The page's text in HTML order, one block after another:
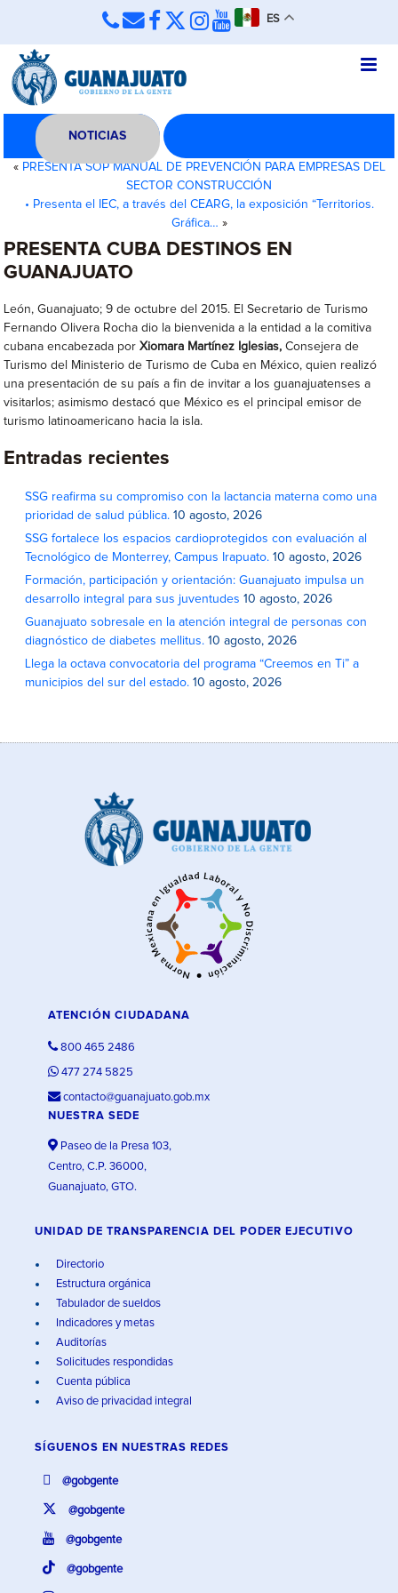
ES
NOTICIAS
« PRESENTA SOP MANUAL DE PREVENCIÓN PARA EMPRESAS DEL
SECTOR CONSTRUCCIÓN
• Presenta el IEC, a través del CEARG, la exposición “Territorios.
Gráfica… »
PRESENTA CUBA DESTINOS EN
GUANAJUATO
León, Guanajuato; 9 de octubre del 2015. El Secretario de Turismo
Fernando Olivera Rocha dio la bienvenida a la entidad a la comitiva
cubana encabezada porXiomara Martínez Iglesias,Consejera de
Turismo del Ministerio de Turismo de Cuba en México, quien realizó
una presentación de su país a fin de invitar a los guanajuatenses a
visitarlos; asimismo destacó que México es el principal emisor de
turismo latinoamericano hacia la isla.
Entradas recientes
SSG reafirma su compromiso con la lactancia materna como una
prioridad de salud pública. 10 agosto, 2026
SSG fortalece los espacios cardioprotegidos con evaluación al
Tecnológico de Monterrey, Campus Irapuato. 10 agosto, 2026
Formación, participación y orientación: Guanajuato impulsa un
desarrollo integral para sus juventudes 10 agosto, 2026
Guanajuato sobresale en la atención integral de personas con
diagnóstico de diabetes mellitus. 10 agosto, 2026
Llega la octava convocatoria del programa “Creemos en Ti” a
municipios del sur del estado. 10 agosto, 2026
ATENCIÓN CIUDADANA
800 465 2486
477 274 5825
contacto@guanajuato.gob.mx
NUESTRA SEDE
Paseo de la Presa 103,
Centro, C.P. 36000,
Guanajuato, GTO.
UNIDAD DE TRANSPARENCIA DEL PODER EJECUTIVO
Directorio
Estructura orgánica
Tabulador de sueldos
Indicadores y metas
Auditorías
Solicitudes respondidas
Cuenta pública
Aviso de privacidad integral
SÍGUENOS EN NUESTRAS REDES
@gobgente
@gobgente
@gobgente
@gobgente